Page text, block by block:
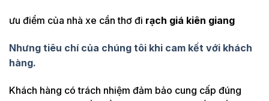
ưu điểm của nhà xe cần thơ đi rạch giá kiên giang
Nhưng tiêu chí của chúng tôi khi cam kết với khách
hàng.
Khách hàng có trách nhiệm đảm bảo cung cấp đúng